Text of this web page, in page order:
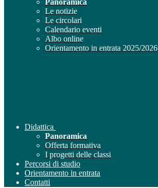
Panoramica
Le notizie
Le circolari
Calendario eventi
Albo online
Orientamento in entrata 2025/2026
Didattica
Panoramica
Offerta formativa
I progetti delle classi
Percorsi di studio
Orientamento in entrata
Contatti